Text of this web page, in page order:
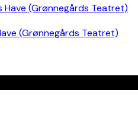
(Grønnegårds Teatret)